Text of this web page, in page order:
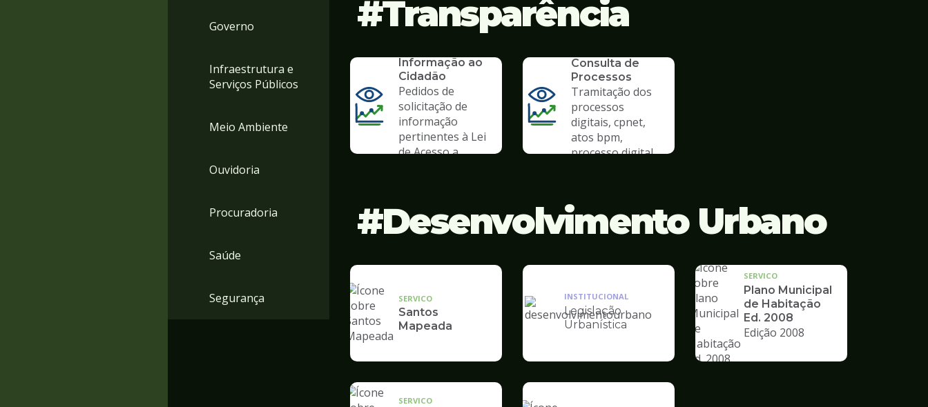
Governo
Infraestrutura e
Serviços Públicos
Meio Ambiente
Ouvidoria
Procuradoria
Saúde
Segurança
Transparência
Informação ao
Cidadão
Pedidos de
solicitação de
informação
pertinentes à Lei
de Acesso a
Consulta de
Processos
Tramitação dos
processos
digitais, cpnet,
atos bpm,
processo digital
Desenvolvimento Urbano
SERVICO
Santos
Mapeada
Ilustração
de
Desenvolvimento
INSTITUCIONAL
Legislação
Urbanística
SERVICO
Plano Municipal
de Habitação
Ed. 2008
Edição 2008
SERVICO